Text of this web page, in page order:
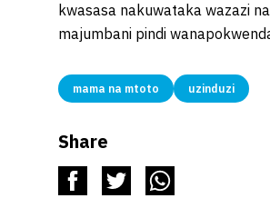
kwasasa nakuwataka wazazi
majumbani pindi
mama na mtoto uzinduzi
Share